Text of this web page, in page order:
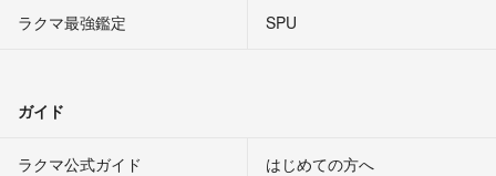
ラクマ最強鑑定
SPU
ガイド
ラクマ公式ガイド はじめての方へ